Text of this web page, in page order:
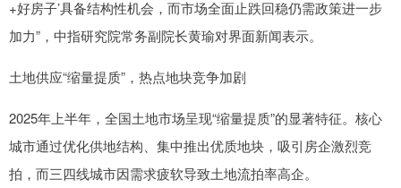
+好房子’具备结构性机会，而市场全面止跌回稳仍需政策进一步
加力”，中指研究院常务副院长黄瑜对界面新闻表示。
土地供应“缩量提质”，热点地块竞争加剧
2025年上半年，全国土地市场呈现“缩量提质”的显著特征。核心
城市通过优化供地结构、集中推出优质地块，吸引房企激烈竞
拍，而三四线城市因需求疲软导致土地流拍率高企。